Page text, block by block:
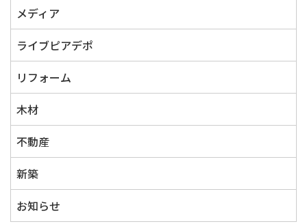
メディア
ライブピアデポ
リフォーム
木材
不動産
新築
お知らせ